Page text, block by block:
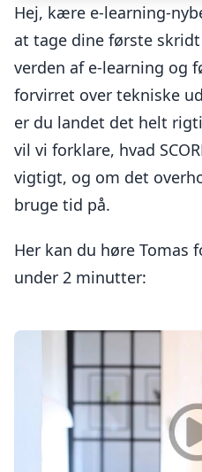
Hej, kære e-learning-
at tage dine første
verden af e-learning og
forvirret over tekniske
er du landet det helt
vil vi forklare, hvad
vigtigt, og om det
bruge tid på.
Her kan du høre Tomas
under 2 minutter: